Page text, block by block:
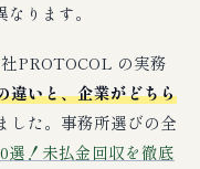
ります。
PROTOCOL の実務
違いと、企業がどちら
した。事務所選びの全
選！未払金回収を徹底